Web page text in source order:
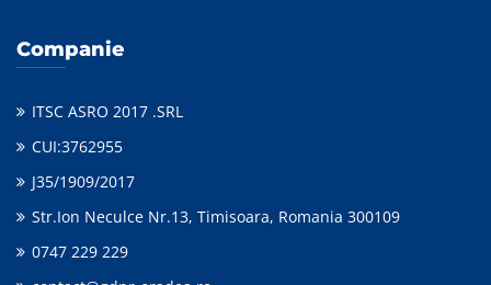
Companie
ITSC ASRO 2017 .SRL
CUI:3762955
J35/1909/2017
Str.Ion Neculce Nr.13, Timisoara, Romania 300109
0747 229 229